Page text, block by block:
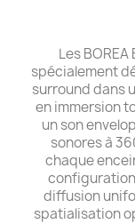
Les
spécialement
surround dans
en immersion
un son
sonores à
chaque
diffusion
spatialisation